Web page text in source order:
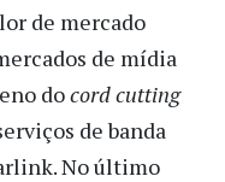
de mercado
de mídia
docord cutting
de banda
No último